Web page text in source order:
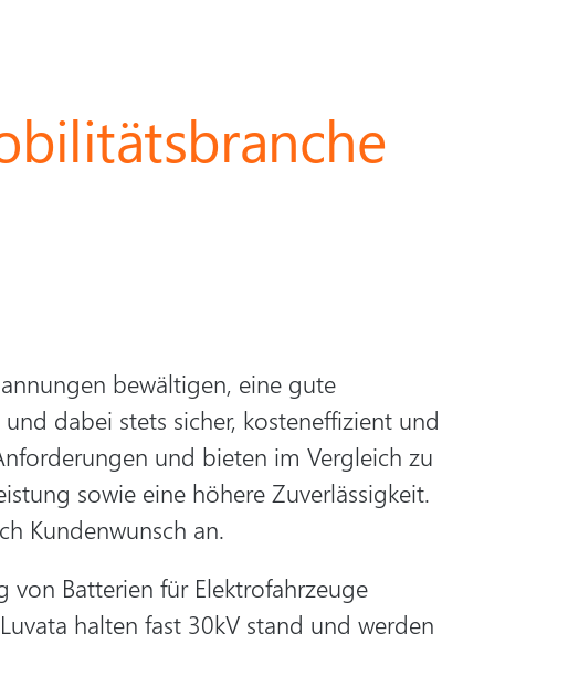
bewältigen, eine gute
dabei stets sicher, kosteneffizient und
und bieten im Vergleich zu
sowie eine höhere Zuverlässigkeit.
Kundenwunsch an.
von Batterien für Elektrofahrzeuge
halten fast 30kV stand und werden